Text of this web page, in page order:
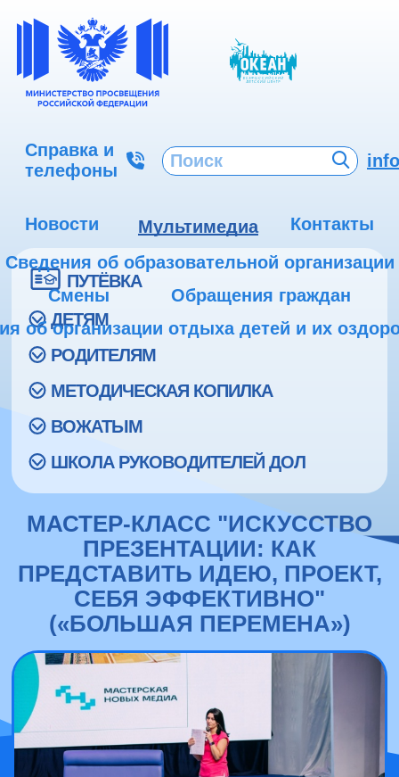
Справка и
телефоны
Новости Мультимедиа
Контакты
Сведения об образовательной организации
Смены
Обращения граждан
об организации отдыха детей и их
ПУТЁВКА
ДЕТЯМ
РОДИТЕЛЯМ
МЕТОДИЧЕСКАЯ КОПИЛКА
ВОЖАТЫМ
ШКОЛА РУКОВОДИТЕЛЕЙ ДОЛ
МАСТЕР-КЛАСС "ИСКУССТВО
ПРЕЗЕНТАЦИИ: КАК
ПРЕДСТАВИТЬ ИДЕЮ, ПРОЕКТ,
СЕБЯ ЭФФЕКТИВНО"
(«БОЛЬШАЯ ПЕРЕМЕНА»)